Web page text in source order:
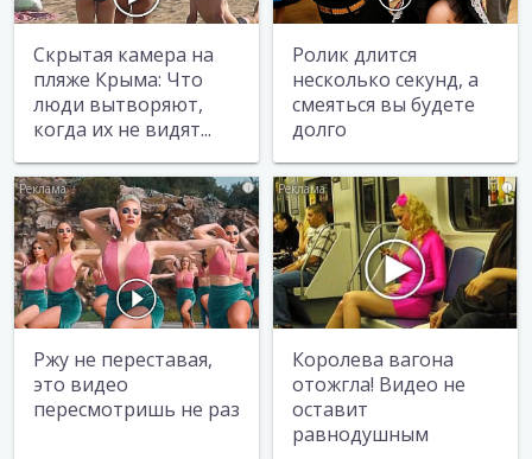
Скрытая камера на
пляже Крыма: Что
люди вытворяют,
когда их не видят...
Ролик длится
несколько секунд, а
смеяться вы будете
долго
i
Ржу не переставая,
это видео
пересмотришь не раз
i
Королева вагона
отожгла! Видео не
оставит
равнодушным